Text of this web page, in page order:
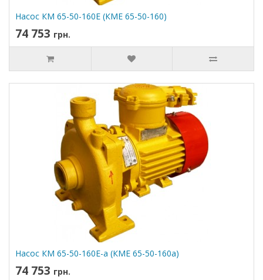
Насос КМ 65-50-160Е (КМЕ 65-50-160)
74 753 грн.
Насос КМ 65-50-160Е-а (КМЕ 65-50-160а)
74 753 грн.